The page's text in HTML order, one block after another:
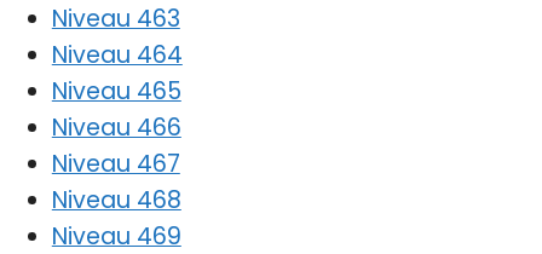
Niveau 463
Niveau 464
Niveau 465
Niveau 466
Niveau 467
Niveau 468
Niveau 469